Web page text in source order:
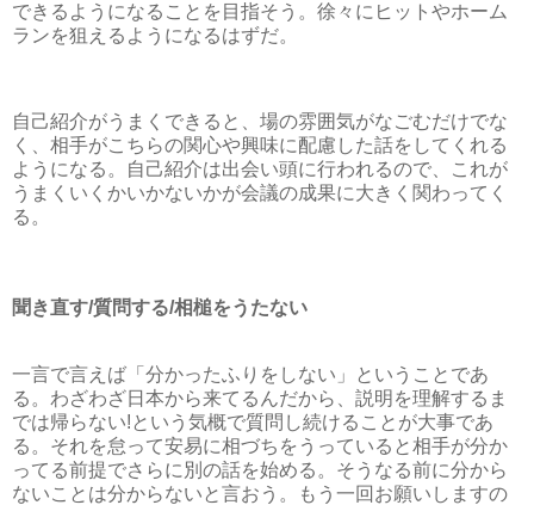
できるようになることを目指そう。徐々にヒットやホーム
ランを狙えるようになるはずだ。
自己紹介がうまくできると、場の雰囲気がなごむだけでな
く、相手がこちらの関心や興味に配慮した話をしてくれる
ようになる。自己紹介は出会い頭に行われるので、これが
うまくいくかいかないかが会議の成果に大きく関わってく
る。
聞き直す/質問する/相槌をうたない
一言で言えば「分かったふりをしない」ということであ
る。わざわざ日本から来てるんだから、説明を理解するま
では帰らない!という気概で質問し続けることが大事であ
る。それを怠って安易に相づちをうっていると相手が分か
ってる前提でさらに別の話を始める。そうなる前に分から
ないことは分からないと言おう。もう一回お願いしますの